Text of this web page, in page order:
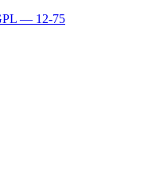
— 12-75